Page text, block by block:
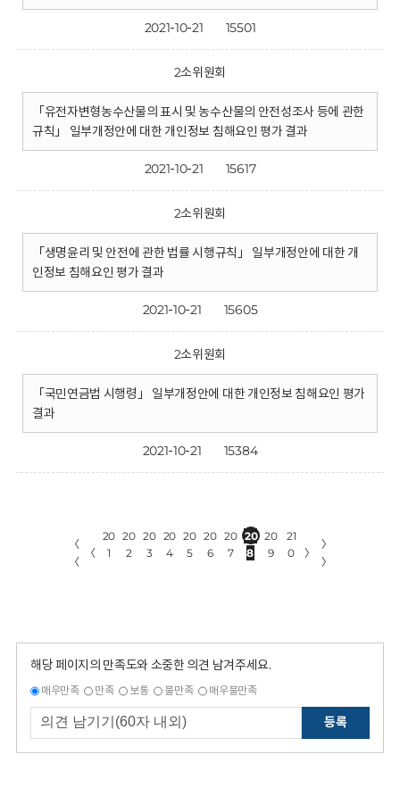
2021-10-21 15501
2소위원회
「유전자변형농수산물의 표시 및 농수산물의 안전성조사 등에 관한
규칙」 일부개정안에 대한 개인정보 침해요인 평가 결과
2021-10-21 15617
2소위원회
「생명윤리 및 안전에 관한 법률 시행규칙」 일부개정안에 대한 개
인정보 침해요인 평가 결과
2021-10-21 15605
2소위원회
「국민연금법 시행령」 일부개정안에 대한 개인정보 침해요인 평가
결과
2021-10-21 15384
〈
〈
〈
20
1
20
2
20
3
20
4
20
5
20
6
20
7
20
8
20
9
21
0
〉
〉
〉
해당 페이지의 만족도와 소중한 의견 남겨주세요.
매우만족 만족 보통 불만족 매우불만족
등록